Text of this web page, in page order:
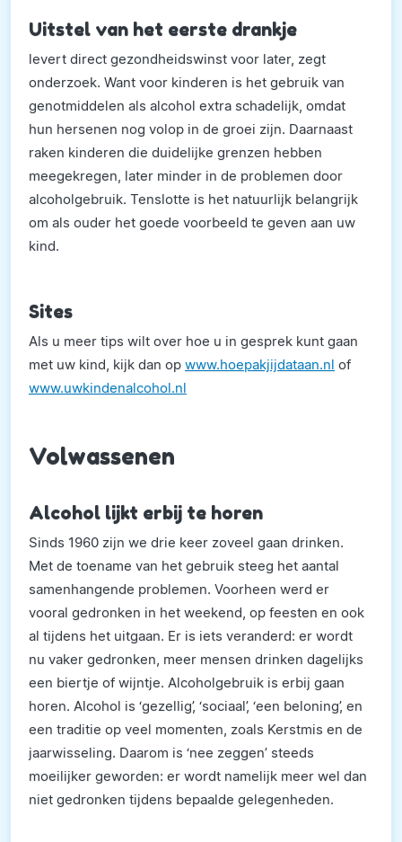
Uitstel van het eerste drankje
levert direct gezondheidswinst voor later, zegt
onderzoek. Want voor kinderen is het gebruik van
genotmiddelen als alcohol extra schadelijk, omdat
hun hersenen nog volop in de groei zijn. Daarnaast
raken kinderen die duidelijke grenzen hebben
meegekregen, later minder in de problemen door
alcoholgebruik. Tenslotte is het natuurlijk belangrijk
om als ouder het goede voorbeeld te geven aan uw
kind.
Sites
Als u meer tips wilt over hoe u in gesprek kunt gaan
met uw kind, kijk dan op www.hoepakjijdataan.nl of
www.uwkindenalcohol.nl
Volwassenen
Alcohol lijkt erbij te horen
Sinds 1960 zijn we drie keer zoveel gaan drinken.
Met de toename van het gebruik steeg het aantal
samenhangende problemen. Voorheen werd er
vooral gedronken in het weekend, op feesten en ook
al tijdens het uitgaan. Er is iets veranderd: er wordt
nu vaker gedronken, meer mensen drinken dagelijks
een biertje of wijntje. Alcoholgebruik is erbij gaan
horen. Alcohol is ‘gezellig’, ‘sociaal’, ‘een beloning’, en
een traditie op veel momenten, zoals Kerstmis en de
jaarwisseling. Daarom is ‘nee zeggen’ steeds
moeilijker geworden: er wordt namelijk meer wel dan
niet gedronken tijdens bepaalde gelegenheden.